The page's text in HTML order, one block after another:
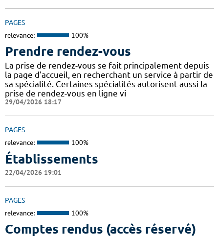
PAGES
relevance: 100%
Prendre rendez-vous
La prise de rendez-vous se fait principalement depuis
la page d'accueil, en recherchant un service à partir de
sa spécialité. Certaines spécialités autorisent aussi la
prise de rendez-vous en ligne vi
29/04/2026 18:17
PAGES
relevance: 100%
Établissements
22/04/2026 19:01
PAGES
relevance: 100%
Comptes rendus (accès réservé)